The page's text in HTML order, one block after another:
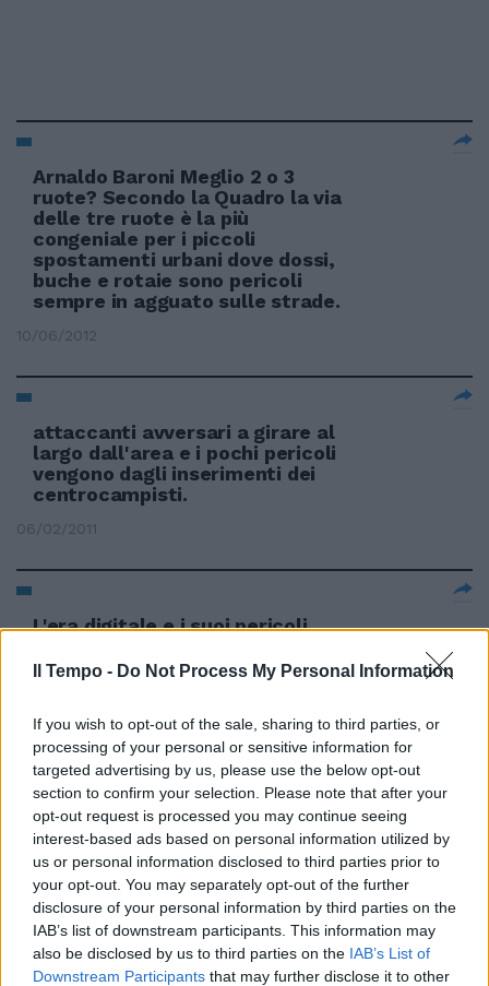
Il Tempo - Do Not Process My Personal Information
If you wish to opt-out of the sale, sharing to third parties, or
processing of your personal or sensitive information for
targeted advertising by us, please use the below opt-out
section to confirm your selection. Please note that after your
opt-out request is processed you may continue seeing
interest-based ads based on personal information utilized by
us or personal information disclosed to third parties prior to
your opt-out. You may separately opt-out of the further
disclosure of your personal information by third parties on the
IAB’s list of downstream participants. This information may
also be disclosed by us to third parties on the IAB’s List of
Downstream Participants that may further disclose it to other
Arnaldo Baroni Meglio 2 o 3
ruote? Secondo la Quadro la via
delle tre ruote è la più
congeniale per i piccoli
spostamenti urbani dove dossi,
buche e rotaie sono pericoli
sempre in agguato sulle strade.
10/06/2012
attaccanti avversari a girare al
largo dall'area e i pochi pericoli
vengono dagli inserimenti dei
centrocampisti.
06/02/2011
L'era digitale e i suoi pericoli
I pericoli del sorteggio
Champions
29/08/2010
Pericoli in agguato in città Il
risarcimento impossibile
27/12/2009